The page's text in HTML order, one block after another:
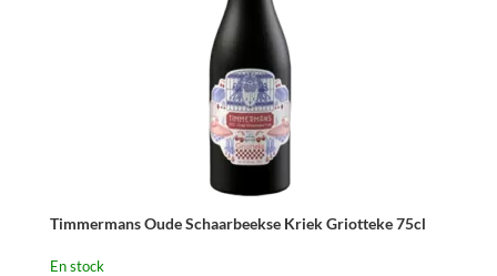
Timmermans Oude Schaarbeekse Kriek Griotteke 75cl
En stock